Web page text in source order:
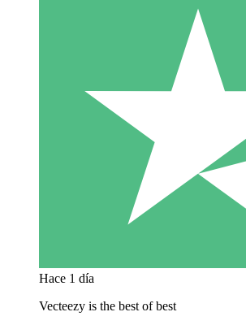
Hace 1 día
Vecteezy is the best of best